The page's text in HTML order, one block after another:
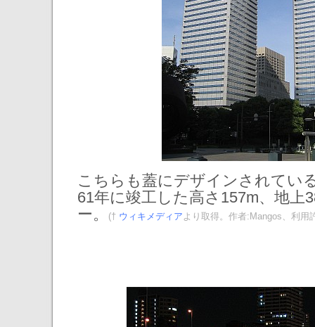
こちらも蓋にデザインされてい
61年に竣工した高さ157m、地上
ー。
(† ウィキメディア より取得。作者:Mangos、利用